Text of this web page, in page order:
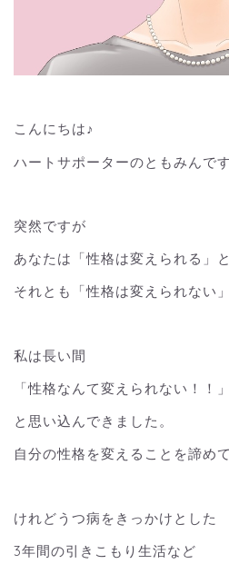
こんにちは♪
ハートサポーターのともみんです
突然ですが
あなたは「性格は変えられる」
それとも「性格は変えられない
私は長い間
「性格なんて変えられない！！」
と思い込んできました。
自分の性格を変えることを諦め
けれどうつ病をきっかけとした
3年間の引きこもり生活など